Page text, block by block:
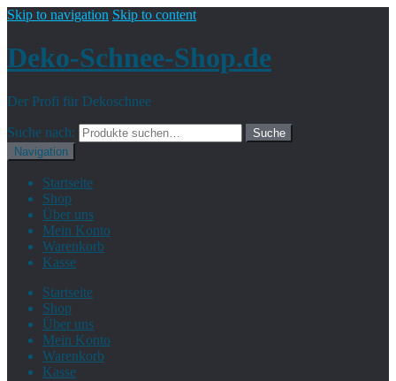
Skip to navigation Skip to content
Deko-Schnee-Shop.de
Der Profi für Dekoschnee
Suche nach:
Suche
Navigation
Startseite
Shop
Über uns
Mein Konto
Warenkorb
Kasse
Startseite
Shop
Über uns
Mein Konto
Warenkorb
Kasse